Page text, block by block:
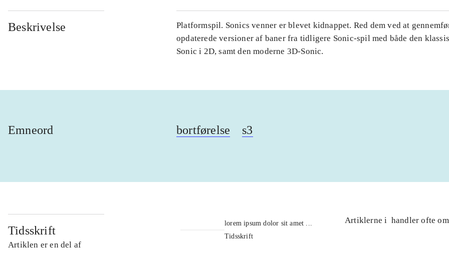
Beskrivelse
Platformspil. Sonics venner er blevet kidnappet. Red dem ved at
opdaterede versioner af baner fra tidligere Sonic-spil med både den
Sonic i 2D, samt den moderne 3D-Sonic.
Emneord bortførelse s3
Tidsskrift
Artiklen er en del af
lorem ipsum dolor sit amet ...
Tidsskrift
Artiklerne i handler ofte om